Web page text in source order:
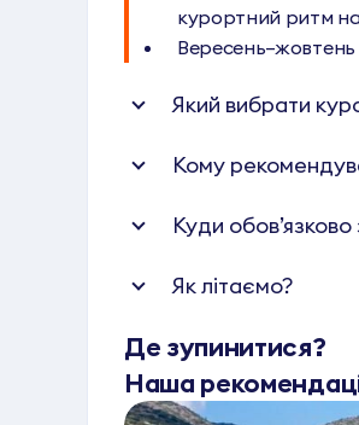
курортний ритм на
Який вибрати
Кому
Куди обов’язково
Як літаємо?
Де зупинитися?
Наша